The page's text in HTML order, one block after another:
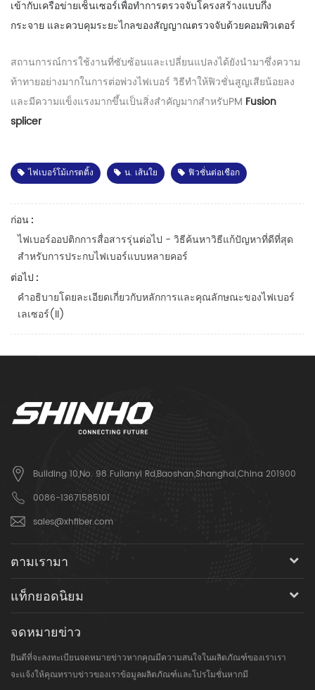
เข้ากับเครือข่ายเซ็นเซอร์เพื่อทำการตรวจจับโครงสร้างแบบกึ่ง
กระจาย และควบคุมระยะไกลของสัญญาณตรวจจับด้วยคอมพิวเตอร์
สถานการณ์การใช้งานที่ซับซ้อนและเปลี่ยนแปลงได้ยังนำมาซึ่งความ
ท้าทายอย่างมากในการต่อพ่วงไฟเบอร์ วิธีทำให้ฟิวชั่นสูญเสียน้อยลง
และมีความแข็งแรงมากขึ้นเป็นสิ่งสำคัญมากสำหรับPM Fusion
splicer
ไฟเบอร์โม้เกรตติ้ง น. เส้นใย ฟิวชั่นต่อเชือก
ก่อน :
ไฟเบอร์ออปติกการสื่อสารรุ่นต่อไป - วิธีค้นหาวิธีแก้ปัญหาที่ดีที่สุด
สำหรับการประกบไฟเบอร์แบบหลายคอร์
ต่อไป :
คำอธิบายโดยละเอียดเกี่ยวกับหลักการและคุณลักษณะของไฟเบอร์
เลเซอร์(II)
Building 10,No. 98 Fulianyi Rd,Baoshan,Shanghai,China 201900
0086-13671585101
sales@xhfiber.com
ตามเรามา
แท็กยอดนิยม
จดหมายข่าว
ยินดีที่จะลงทะเบียนจดหมายข่าวหากคุณมีความสนใจในผลิตภัณฑ์ของเราเรา
จะแจ้งให้คุณทราบข่าวของเราข้อมูลผลิตภัณฑ์และโปรโมชั่นหากมี